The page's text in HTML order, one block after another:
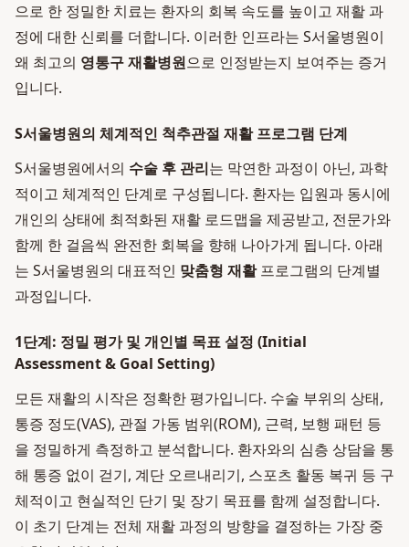
으로 한 정밀한 치료는 환자의 회복 속도를 높이고 재활 과
정에 대한 신뢰를 더합니다. 이러한 인프라는 S서울병원이
왜 최고의 영통구 재활병원으로 인정받는지 보여주는 증거
입니다.
S서울병원의 체계적인 척추관절 재활 프로그램 단계
S서울병원에서의 수술 후 관리는 막연한 과정이 아닌, 과학
적이고 체계적인 단계로 구성됩니다. 환자는 입원과 동시에
개인의 상태에 최적화된 재활 로드맵을 제공받고, 전문가와
함께 한 걸음씩 완전한 회복을 향해 나아가게 됩니다. 아래
는 S서울병원의 대표적인 맞춤형 재활프로그램의 단계별
과정입니다.
1단계: 정밀 평가 및 개인별 목표 설정 (Initial
Assessment & Goal Setting)
모든 재활의 시작은 정확한 평가입니다. 수술 부위의 상태,
통증 정도(VAS), 관절 가동 범위(ROM), 근력, 보행 패턴 등
을 정밀하게 측정하고 분석합니다. 환자와의 심층 상담을 통
해 통증 없이 걷기, 계단 오르내리기, 스포츠 활동 복귀 등 구
체적이고 현실적인 단기 및 장기 목표를 함께 설정합니다.
이 초기 단계는 전체 재활 과정의 방향을 결정하는 가장 중